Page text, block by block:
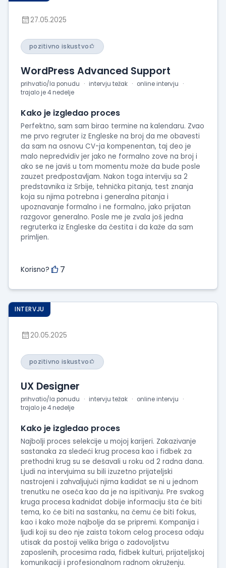
27.05.2025
pozitivno iskustvo
WordPress Advanced Support
prihvatio/la ponudu intervju težak
online intervju
trajalo je 4 nedelje
Kako je izgledao proces
Perfektno, sam sam birao termine na kalendaru. Zvao
me prvo regruter iz Engleske na broj da me obavesti
da sam na osnovu CV-ja kompenentan, taj deo je
malo nepredvidiv jer jako ne formalno zove na broj i
ako se ne javiš u tom momentu može da bude posle
zauzet predpostavljam. Nakon toga interviju sa 2
predstavnika iz Srbije, tehnička pitanja, test znanja
koja su njima potrebna i generalna pitanja i
upoznavanje formalno i ne formalno, jako prijatan
razgovor generalno. Posle me je zvala još jedna
regruterka iz Engleske da čestita i da kaže da sam
primljen.
Korisno? 7
INTERVJU
20.05.2025
pozitivno iskustvo
UX Designer
prihvatio/la ponudu intervju težak
online intervju
trajalo je 4 nedelje
Kako je izgledao proces
Najbolji proces selekcije u mojoj karijeri. Zakazivanje
sastanaka za sledeći krug procesa kao i fidbek za
prethodni krug su se dešavali u roku od 2 radna dana.
Ljudi na intervjuima su bili izuzetno prijateljski
nastrojeni i zahvaljujući njima kadidat se ni u jednom
trenutku ne oseća kao da je na ispitivanju. Pre svakog
kruga procesa kadnidat dobije informaciju šta će biti
tema, ko će biti na sastanku, na čemu će biti fokus,
kao i kako može najbolje da se pripremi. Kompanija i
ljudi koji su deo nje zaista tokom celog procesa odaju
utisak da postoji velika briga o zadovoljstvu
zaposlenih, procesima rada, fidbek kulturi, prijateljskoj
komunikaciji i profesionalnom radnom okruženju.